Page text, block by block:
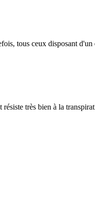
tous ceux disposant
très bien à la